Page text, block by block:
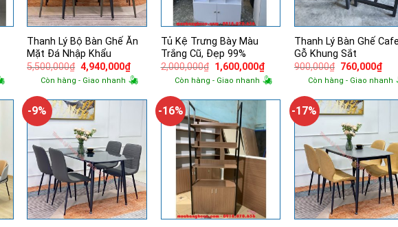
Thanh Lý Bộ Bàn Ghế Ăn
Mặt Đá Nhập Khẩu
5,500,000₫ Giá
gốc
là:
4,940,000₫Giá
hiện
tại
4,940,000₫.
Còn hàng - Giao nhanh
Tủ Kệ Trưng Bày Màu
Trắng Cũ, Đẹp 99%
2,000,000₫ Giá
gốc
là:
1,600,000₫Giá
hiện
tại
1,600,000₫.
Còn hàng - Giao nhanh
Thanh Lý Bàn Ghế Cafe
Gỗ Khung Sắt
900,000₫ Giá
gốc
là:
760,000₫Giá
tại
Còn hàng - Giao nhanh
-9% -16% -17%